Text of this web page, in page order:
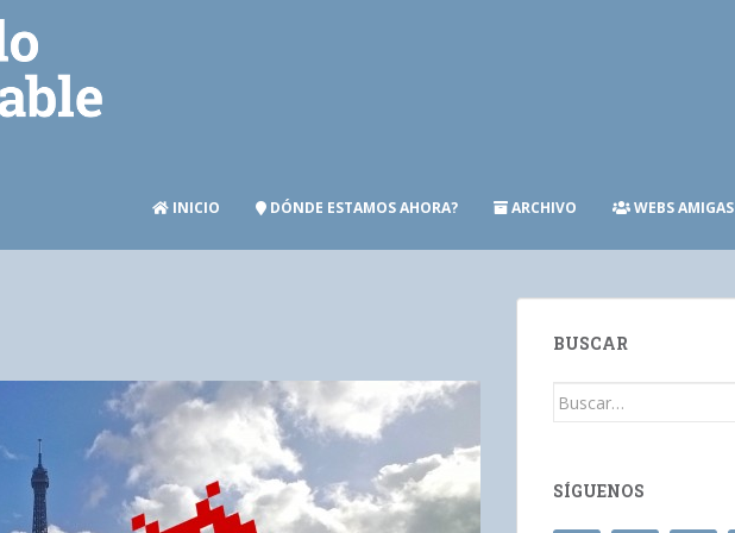
INICIO DÓNDE ESTAMOS AHORA? ARCHIVO WEBS AMIGAS
BUSCAR
Buscar:
SÍGUENOS